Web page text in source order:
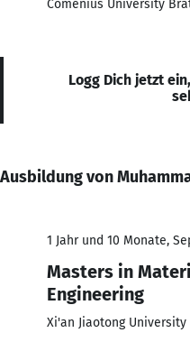
Comenius University
Logg Dich jetzt
Ausbildung von
1 Jahr und 10 Monate,
Masters in
Engineering
Xi'an Jiaotong University